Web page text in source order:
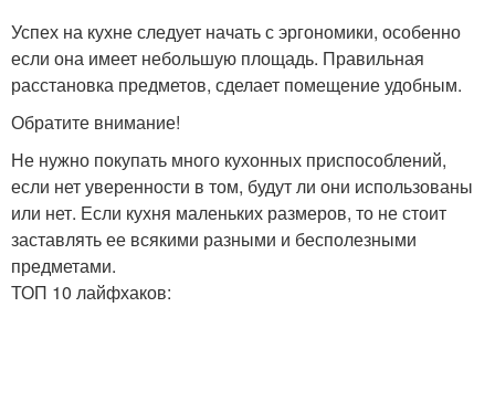
Успех на кухне следует начать с эргономики, особенно
если она имеет небольшую площадь. Правильная
расстановка предметов, сделает помещение удобным.
Обратите внимание!
Не нужно покупать много кухонных приспособлений,
если нет уверенности в том, будут ли они использованы
или нет. Если кухня маленьких размеров, то не стоит
заставлять ее всякими разными и бесполезными
предметами.
ТОП 10 лайфхаков: